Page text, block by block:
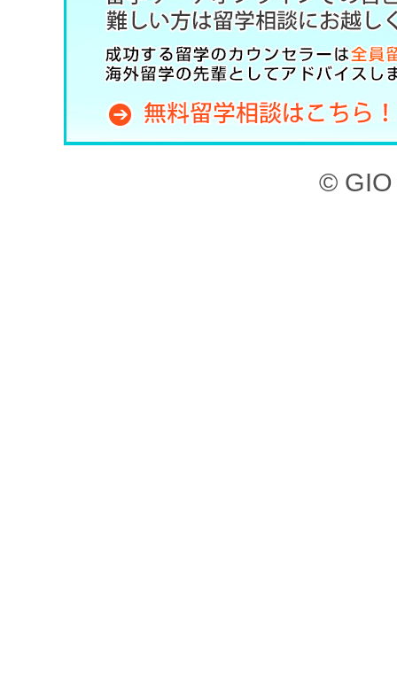
した上で、本サービスを
第1章 （目的）
本サイト、ならびに本サ
ービスを利用することが
© GIO